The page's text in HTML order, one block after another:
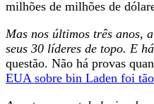
milhões de milhões de
Mas nos últimos três anos,
seus 30 líderes de topo. E
questão. Não há provas
EUA sobre bin Laden foi